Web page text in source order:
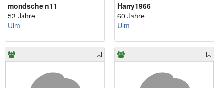
mondschein11
53 Jahre
Ulm
Harry1966
60 Jahre
Ulm